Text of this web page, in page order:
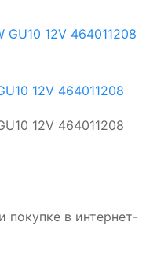
12V 464011208
12V 464011208
покупке в интернет-